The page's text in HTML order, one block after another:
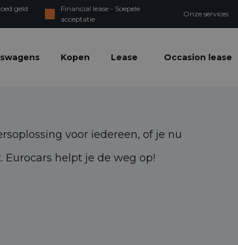
geld
Financial lease - Soepele
acceptatie
Onze services
Kopen Lease Occasion lease
voor iedereen, of je nu
Eurocars helpt je de weg op!